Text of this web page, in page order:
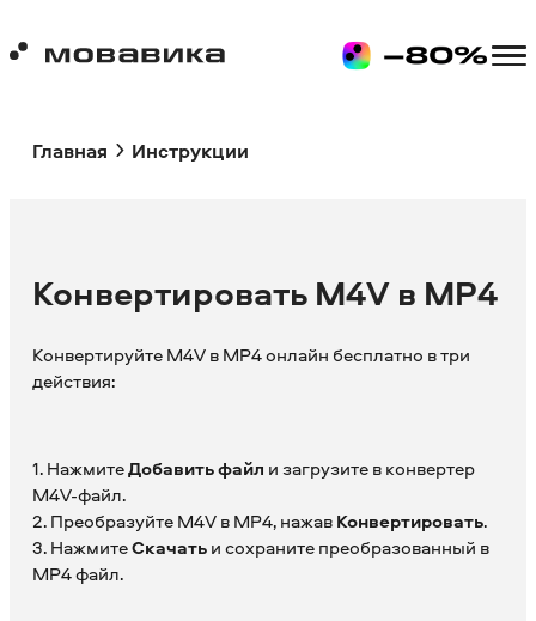
Главная Инструкции
Конвертировать M4V в MP4
Конвертируйте M4V в MP4 онлайн бесплатно в три
действия:
1. НажмитеДобавить файл и загрузите в конвертер
M4V-файл.
2. Преобразуйте M4V в MP4, нажавКонвертировать.
3. НажмитеСкачатьи сохраните преобразованный в
MP4 файл.